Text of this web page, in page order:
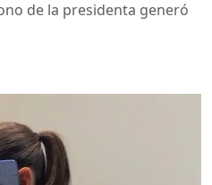
de la presidenta generó